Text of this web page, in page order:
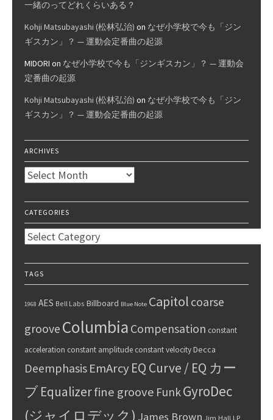
一緒のってどれくらいある？
Kohji Matsubayashi (松林弘治) on なぜ小学校で今も「ジン
ギスカン」？ — 運動会定番曲の起源
MIDORI on なぜ小学校で今も「ジンギスカン」？ — 運動会
定番曲の起源
Kohji Matsubayashi (松林弘治) on なぜ小学校で今も「ジン
ギスカン」？ — 運動会定番曲の起源
ARCHIVES
Archives
CATEGORIES
Categories
TAGS
1968 AES Bell Labs Billboard Blue Note Capitol coarse
groove Columbia Compensation constant
acceleration constant amplitude constant velocityDecca
Deemphasis EmArcyEQ Curve / EQ カー
ブEqualizerfine groove Funk GyroDec
(ジャイロデック) James Brown Jim Hall LP